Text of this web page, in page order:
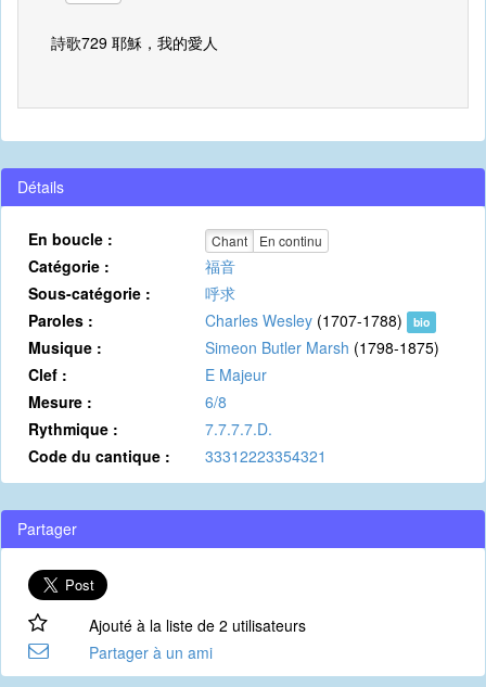
詩歌729 耶穌，我的愛人
Détails
En boucle : Chant En continu
Catégorie :
福音
Sous-catégorie :
呼求
Paroles :
Charles Wesley (1707-1788) bio
Musique : Simeon Butler Marsh (1798-1875)
Clef :
E Majeur
Mesure :
6/8
Rythmique :
7.7.7.7.D.
Code du cantique :
33312223354321
Partager
Ajouté à la liste de 2 utilisateurs
Partager à un ami